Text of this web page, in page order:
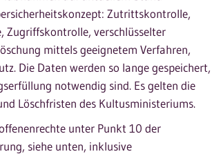
Zutrittskontrolle,
Zugriffskontrolle, verschlüsselter
mittels geeignetem Verfahren,
Die Daten werden so lange gespeichert,
notwendig sind. Es gelten die
Löschfristen des Kultusministeriums.
unter Punkt 10 der
siehe unten, inklusive